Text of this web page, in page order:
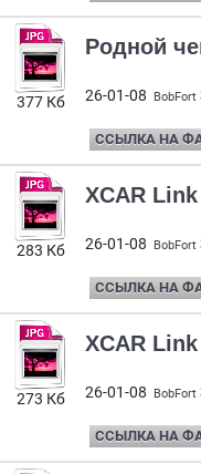
377 Кб
Родной
26-01-08 BobFort
ССЫЛКА НА
283 Кб
XCAR
26-01-08 BobFort
ССЫЛКА НА
273 Кб
XCAR Link
26-01-08 BobFort
ССЫЛКА НА